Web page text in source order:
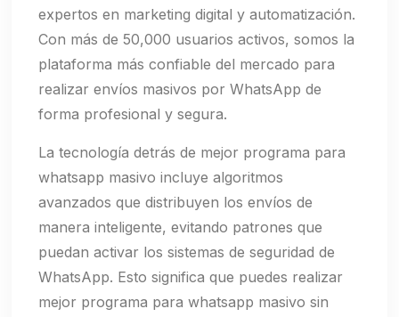
expertos en marketing digital y automatización.
Con más de 50,000 usuarios activos, somos la
plataforma más confiable del mercado para
realizar envíos masivos por WhatsApp de
forma profesional y segura.
La tecnología detrás de mejor programa para
whatsapp masivo incluye algoritmos
avanzados que distribuyen los envíos de
manera inteligente, evitando patrones que
puedan activar los sistemas de seguridad de
WhatsApp. Esto significa que puedes realizar
mejor programa para whatsapp masivo sin